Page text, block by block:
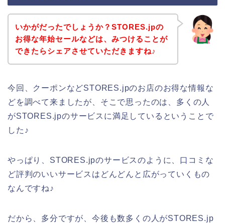
いかがだったでしょうか？STORES.jpの
お得な年始セールなどは、みつけることが
できたらシェアさせていただきますね♪
今回、クーポンなどSTORES.jpのお店のお得な情報な
どを調べて来ましたが、そこで思ったのは、多くの人
がSTORES.jpのサービスに満足しているということで
した♪
やっぱり、STORES.jpのサービスのように、口コミな
ど評判のいいサービスはどんどんと広がっていくもの
なんですね♪
だから、多分ですが、今後も数多くの人がSTORES.jp